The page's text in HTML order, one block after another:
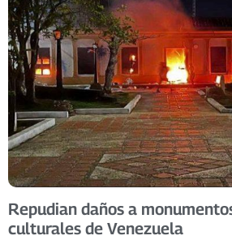
Repudian daños a
culturales de Venezuela